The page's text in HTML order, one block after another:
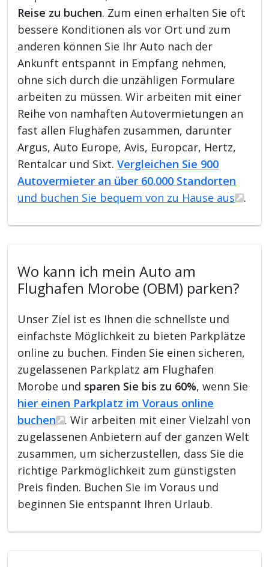
Reise zu buchen. Zum einen erhalten Sie oft
bessere Konditionen als vor Ort und zum
anderen können Sie Ihr Auto nach der
Ankunft entspannt in Empfang nehmen,
ohne sich durch die unzähligen Formulare
arbeiten zu müssen. Wir arbeiten mit einer
Reihe von namhaften Autovermietungen an
fast allen Flughäfen zusammen, darunter
Argus, Auto Europe, Avis, Europcar, Hertz,
Rentalcar und Sixt.Vergleichen Sie 900
Autovermieter an über 60.000 Standorten
und buchen Sie bequem von zu Hause aus
.
Wo kann ich mein Auto am
Flughafen Morobe (OBM) parken?
Unser Ziel ist es Ihnen die schnellste und
einfachste Möglichkeit zu bieten Parkplätze
online zu buchen. Finden Sie einen sicheren,
zugelassenen Parkplatz am Flughafen
Morobe und sparen Sie bis zu 60%, wenn Sie
hier einen Parkplatz im Voraus online
buchen
. Wir arbeiten mit einer Vielzahl von
zugelassenen Anbietern auf der ganzen Welt
zusammen, um sicherzustellen, dass Sie die
richtige Parkmöglichkeit zum günstigsten
Preis finden. Buchen Sie im Voraus und
beginnen Sie entspannt Ihren Urlaub.